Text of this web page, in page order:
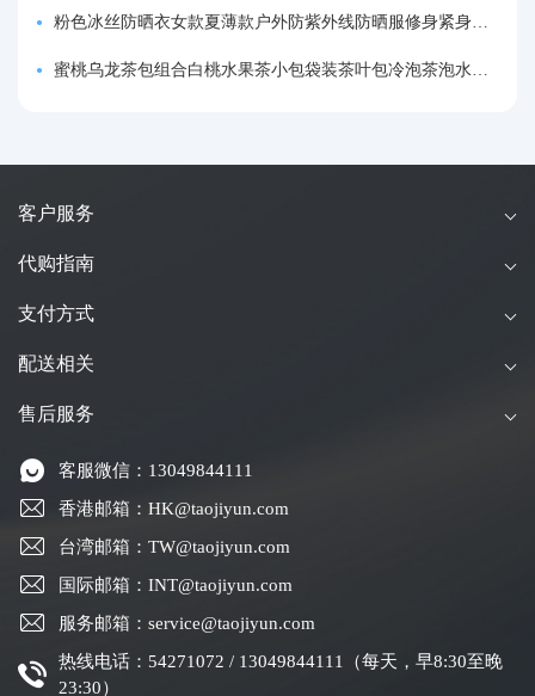
粉色冰丝防晒衣女款夏薄款户外防紫外线防晒服修身紧身短外套上衣
蜜桃乌龙茶包组合白桃水果茶小包袋装茶叶包冷泡茶泡水喝的东西
客户服务
代购指南
支付方式
配送相关
售后服务
客服微信：13049844111
香港邮箱：HK@taojiyun.com
台湾邮箱：TW@taojiyun.com
国际邮箱：INT@taojiyun.com
服务邮箱：service@taojiyun.com
热线电话：54271072 / 13049844111（每天，早8:30至晚
23:30）